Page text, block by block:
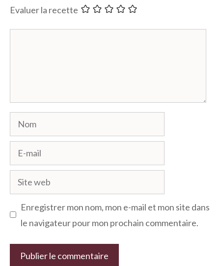
Evaluer la recette
Nom
mail
Site
web
Enregistrer mon nom, mon e-mail et mon site dans
le navigateur pour mon prochain commentaire.